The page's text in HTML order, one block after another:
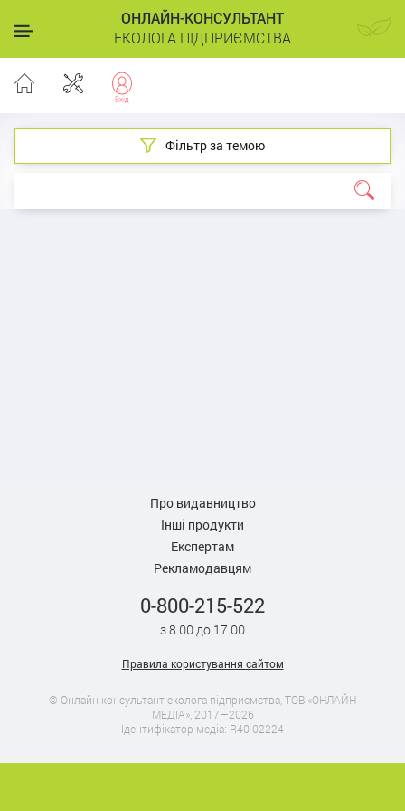
ОНЛАЙН-КОНСУЛЬТАНТ
ЕКОЛОГА ПІДПРИЄМСТВА
Фільтр за темою
Про видавництво
Інші продукти
Експертам
Рекламодавцям
0-800-215-522
з 8.00 до 17.00
Правила користування сайтом
© Онлайн-консультант еколога підприємства, ТОВ «ОНЛАЙН
МЕДІА», 2017—2026
Ідентифікатор медіа: R40-02224